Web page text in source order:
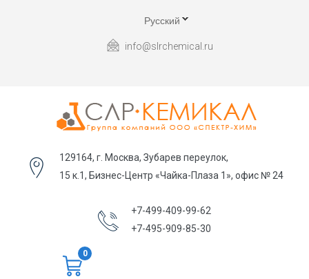
Русский
info@slrchemical.ru
129164, г. Москва, Зубарев переулок,
15 к.1, Бизнес-Центр «Чайка-Плаза 1», офис № 24
+7-499-409-99-62
+7-495-909-85-30
0